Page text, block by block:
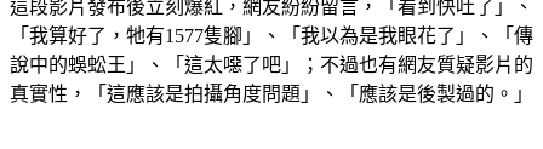
這段影片發布後立刻爆紅，網友紛紛留言，「看到快吐了」、
「我算好了，牠有1577隻腳」、「我以為是我眼花了」、「傳
說中的蜈蚣王」、「這太噁了吧」；不過也有網友質疑影片的